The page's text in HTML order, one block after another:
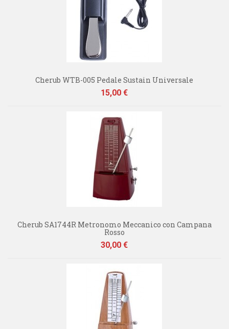
Cherub WTB-005 Pedale Sustain Universale
Prezzo
15,00 €
Cherub SA1744R Metronomo Meccanico con Campana
Rosso
Prezzo
30,00 €